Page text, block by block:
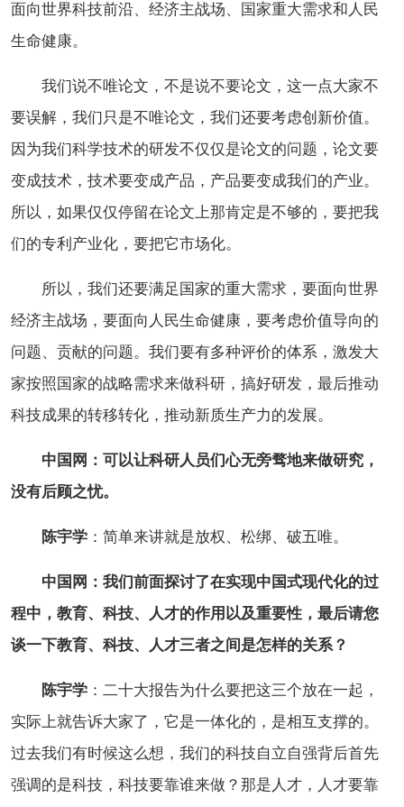
面向世界科技前沿、经济主战场、国家重大需求和人民
生命健康。
我们说不唯论文，不是说不要论文，这一点大家不
要误解，我们只是不唯论文，我们还要考虑创新价值。
因为我们科学技术的研发不仅仅是论文的问题，论文要
变成技术，技术要变成产品，产品要变成我们的产业。
所以，如果仅仅停留在论文上那肯定是不够的，要把我
们的专利产业化，要把它市场化。
所以，我们还要满足国家的重大需求，要面向世界
经济主战场，要面向人民生命健康，要考虑价值导向的
问题、贡献的问题。我们要有多种评价的体系，激发大
家按照国家的战略需求来做科研，搞好研发，最后推动
科技成果的转移转化，推动新质生产力的发展。
中国网：可以让科研人员们心无旁骛地来做研究，
没有后顾之忧。
陈宇学 ：简单来讲就是放权、松绑、破五唯。
中国网：我们前面探讨了在实现中国式现代化的过
程中，教育、科技、人才的作用以及重要性，最后请您
谈一下教育、科技、人才三者之间是怎样的关系？
陈宇学 ：二十大报告为什么要把这三个放在一起，
实际上就告诉大家了，它是一体化的，是相互支撑的。
过去我们有时候这么想，我们的科技自立自强背后首先
强调的是科技，科技要靠谁来做？那是人才，人才要靠